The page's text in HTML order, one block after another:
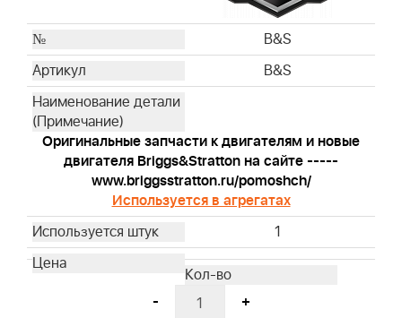
Husqvarna
Husqvarna
Husqvarna
Husqvarna
Husqvarna
Husqvarna
Husqvarna
Husqvarna
Husqvarna
B&S
B&S
Оригинальные запчасти к двигателям и новые
двигателя Briggs&Stratton на сайте -----
www.briggsstratton.ru/pomoshch/
Используется в агрегатах
1
- +